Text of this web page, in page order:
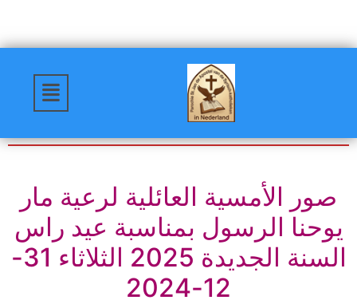
صور الأمسية العائلية لرعية مار
يوحنا الرسول بمناسبة عيد راس
السنة الجديدة 2025 الثلاثاء 31-
12-2024